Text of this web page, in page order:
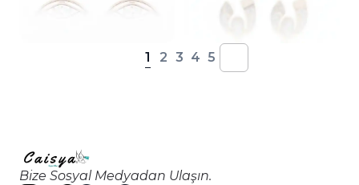
1 2 3 4 5
Bize Sosyal Medyadan Ulaşın.